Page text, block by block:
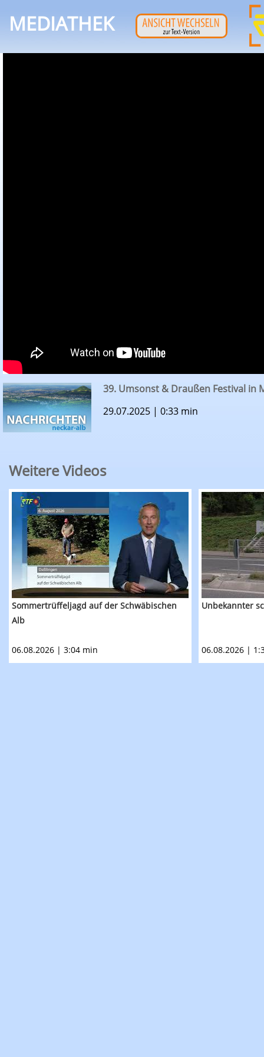
MEDIATHEK
39. Umsonst & Draußen Festival in
29.07.2025 | 0:33 min
Weitere Videos
RTF.1-Nachrichten: Sommertrüffeljagd auf der
Sommertrüffeljagd auf der Schwäbischen
Alb
06.08.2026 | 3:04 min
RTF.1-
Unbekannter
06.08.2026 |